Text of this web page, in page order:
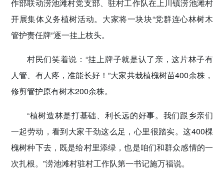
作部联动涝池滩村党支部、驻村工作队在上川镇涝池滩村
开展集体义务植树活动。大家将一块块“党群连心林树木
管护责任牌”逐一挂上枝头。
村民们笑着说：“挂上牌子就是认了亲，这片林子有
人管、有人疼，准能长好！”大家共栽植槐树苗400余株，
修剪管护原有树木200余株。
“植树造林是打基础、利长远的好事。我们跟乡亲们
一起劳动，看到大家干劲这么足，心里很踏实。这400棵
槐树种下去，既是给村里添绿，也是咱们和群众感情的一
次扎根。”涝池滩村驻村工作队第一书记施万福说。